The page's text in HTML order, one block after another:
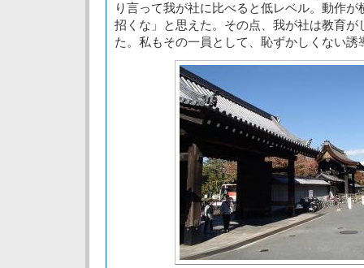
り言って我が社に比べると低レベル。動作
招くな」と思えた。その点、我が社は教育が
た。私もその一員として、恥ずかしくない誘